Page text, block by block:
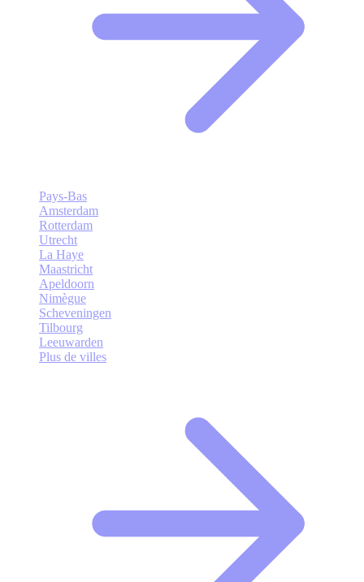
Pays-Bas
Amsterdam
Rotterdam
Utrecht
La Haye
Maastricht
Apeldoorn
Nimègue
Scheveningen
Tilbourg
Leeuwarden
Plus de villes